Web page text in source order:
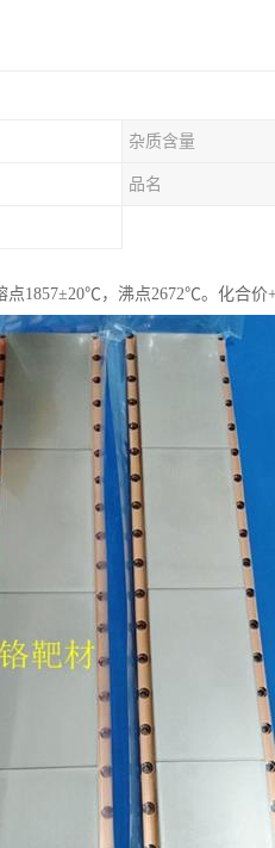
杂质含量
品名
1857±20℃，沸点2672℃。化合价